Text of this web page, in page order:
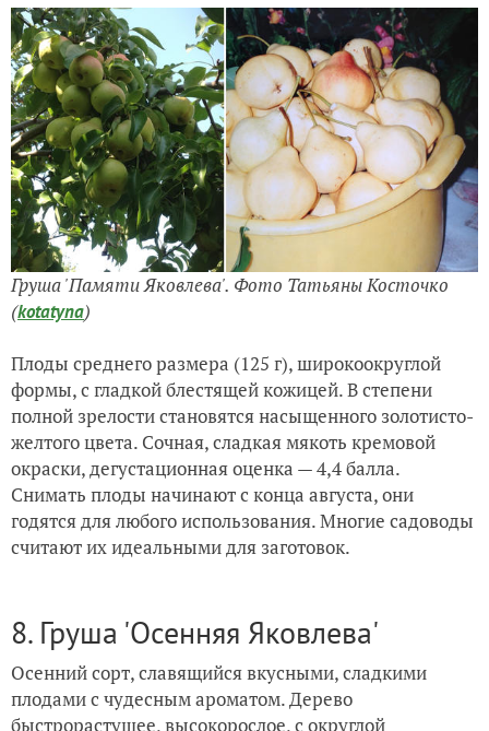
Груша 'Памяти Яковлева'. Фото Татьяны Косточко
(kotatyna)
Плоды среднего размера (125 г), широкоокруглой
формы, с гладкой блестящей кожицей. В степени
полной зрелости становятся насыщенного золотисто-
желтого цвета. Сочная, сладкая мякоть кремовой
окраски, дегустационная оценка — 4,4 балла.
Снимать плоды начинают с конца августа, они
годятся для любого использования. Многие садоводы
считают их идеальными для заготовок.
8. Груша 'Осенняя Яковлева'
Осенний сорт, славящийся вкусными, сладкими
плодами с чудесным ароматом. Дерево
быстрорастущее, высокорослое, с округлой